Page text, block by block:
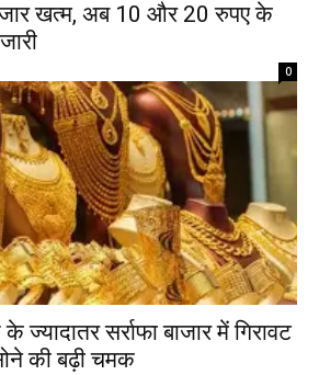
खत्म, अब 10 और 20 रुपए के
0
सर्राफा बाजार में गिरावट
की बढ़ी चमक